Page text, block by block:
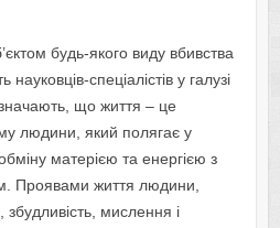
будь-якого виду вбивства
спеціалістів у галузі
що життя – це
людини, який полягає у
матерією та енергією з
Проявами життя людини,
мислення і